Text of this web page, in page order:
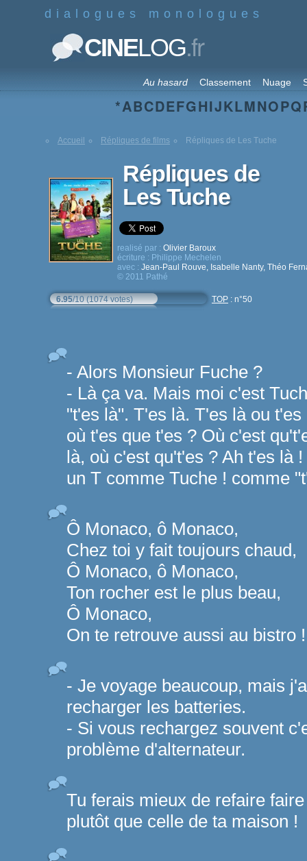
dialogues monologues
CINELOG.fr
Au hasard Classement Nuage
*ABCDEFGHIJKLMNOPQ
Accueil Répliques de films Répliques de Les Tuche
Répliques de
Les Tuche
realisé par : Olivier Baroux
écriture : Philippe Mechelen
avec : Jean-Paul Rouve, Isabelle Nanty, Théo
© 2011 Pathé
6.95/10 (1074 votes) TOP : n°50
- Alors Monsieur Fuche ?
- Là ça va. Mais moi c'est
"t'es là". T'es là. T'es là ou
où t'es que t'es ? Où c'est
là, où c'est qu't'es ? Ah t'es là
un T comme Tuche ! comme
Ô Monaco, ô Monaco,
Chez toi y fait toujours chaud,
Ô Monaco, ô Monaco,
Ton rocher est le plus beau,
Ô Monaco,
On te retrouve aussi au bistro !
- Je voyage beaucoup, mais
recharger les batteries.
- Si vous rechargez souvent
problème d'alternateur.
Tu ferais mieux de refaire
plutôt que celle de ta maison !